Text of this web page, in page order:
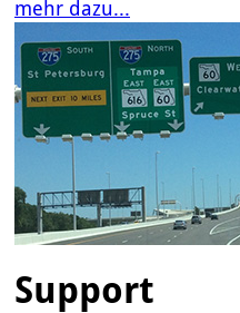
mehr dazu...
Support